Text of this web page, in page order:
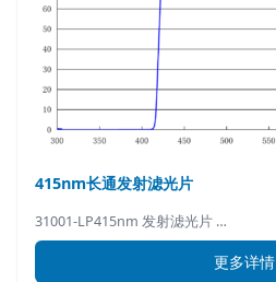
415nm长通发射滤光片
31001-LP415nm 发射滤光片 …
更多详情